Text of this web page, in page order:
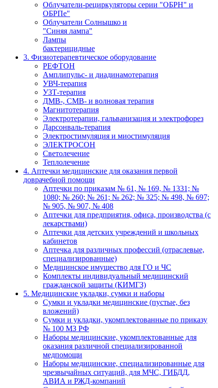
Облучатели-рециркуляторы серии "ОБРН" и
ОБРПе"
Облучатели Солнышко и
"Синяя лампа"
Лампы
бактерицидные
3. Физиотерапевтическое оборудование
РЕФТОН
Амплипульс- и диадинамотерапия
УВЧ-терапия
УЗТ-терапия
ДМВ-, СМВ- и волновая терапия
Магнитотерапия
Электротерапии, гальванизация и электрофорез
Дарсонваль-терапия
Электростимуляция и миостимуляция
ЭЛЕКТРОСОН
Светолечение
Теплолечение
4. Аптечки медицинские для оказания первой
доврачебной помощи
Аптечки по приказам № 61, № 169, № 1331; №
1080; № 260; № 261; № 262; № 325; № 498, № 697;
№ 905, № 907, № 408
Аптечки для предприятия, офиса, производства (с
лекарствами)
Аптечки для детских учреждений и школьных
кабинетов
Аптечка для различных профессий (отраслевые,
специализированные)
Медицинское имущество для ГО и ЧС
Комплекты индивидуальный медицинский
гражданской защиты (КИМГЗ)
5. Медицинские укладки, сумки и наборы
Сумки и укладки медицинские (пустые, без
вложений)
Сумки и укладки, укомплектованные по приказу
№ 100 МЗ РФ
Наборы медицинские, укомплектованные для
оказания различной специализированной
медпомощи
Наборы медицинские, специализированные для
чрезвычайных ситуаций, для МЧС, ГИБДД,
АВИА и РЖД-компаний